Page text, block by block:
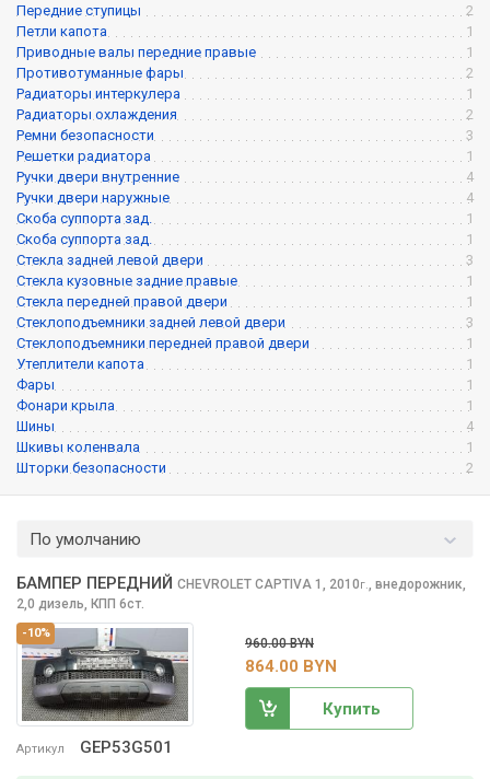
Передние ступицы
2
Петли капота
1
Приводные валы передние правые
1
Противотуманные фары
2
Радиаторы интеркулера
1
Радиаторы охлаждения
2
Ремни безопасности
3
Решетки радиатора
1
Ручки двери внутренние
4
Ручки двери наружные
4
Скоба суппорта зад.
1
Скоба суппорта зад.
1
Стекла задней левой двери
3
Стекла кузовные задние правые
1
Стекла передней правой двери
1
Стеклоподъемники задней левой двери
3
Стеклоподъемники передней правой двери
1
Утеплители капота
1
Фары
1
Фонари крыла
1
Шины
4
Шкивы коленвала
1
Шторки безопасности
2
По умолчанию
-10%
Артикул GEP53G501
БАМПЕР ПЕРЕДНИЙ CHEVROLET CAPTIVA 1, 2010г., внедорожник,
2,0 дизель, КПП 6ст.
960.00 BYN
864.00 BYN
Купить